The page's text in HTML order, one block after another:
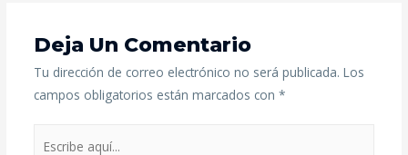
Deja Un Comentario
Tu dirección de correo electrónico no será publicada. Los
campos obligatorios están marcados con *